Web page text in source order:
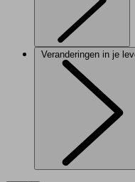
Veranderingen in je